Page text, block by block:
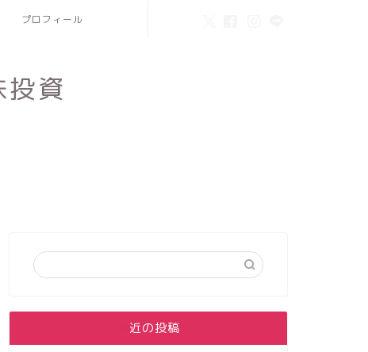
プロフィール
資
最近の投稿